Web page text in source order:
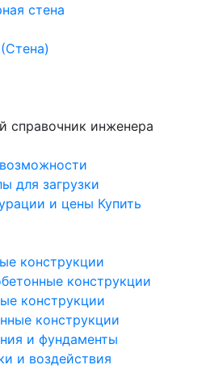
стена
справочник инженера
для загрузки
и цены Купить
конструкции
конструкции
конструкции
конструкции
и фундаменты
и воздействия